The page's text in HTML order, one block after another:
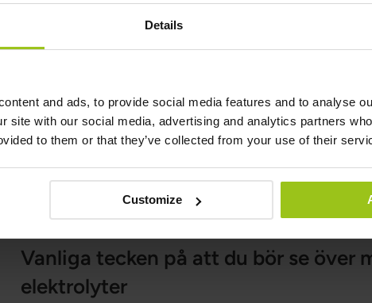
Details
and ads, to provide social media features and to analyse
site with our social media, advertising and analytics partners
to them or that they’ve collected from your use of their
Customize
Klorid
samarbetar med natrium och bidrar till normal
saltsyra i magsäcken.
Ett vanligt misstag vid lågkolhydratkost är att fokusera enbart
salt. För många är natrium och vätska det första som bör ses
Vanliga tecken på att du bör se över
elektrolyter